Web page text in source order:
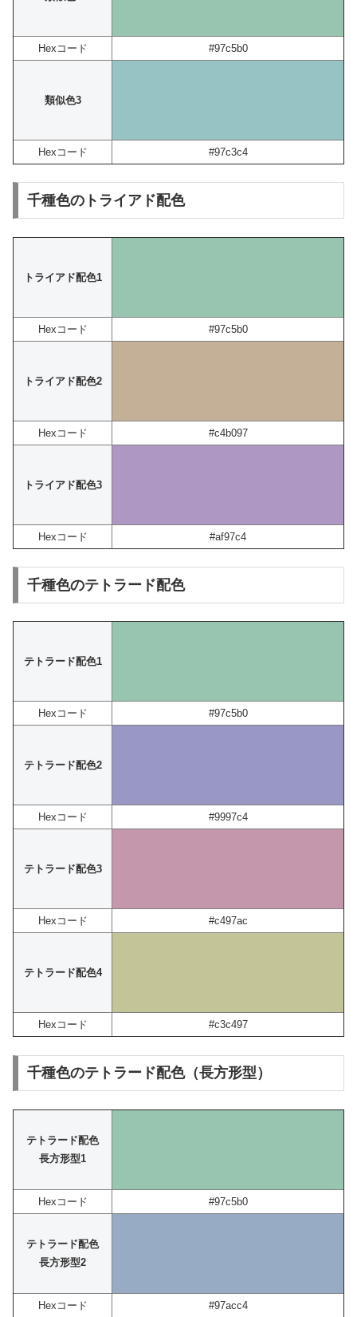
Hexコード #97c5b0
類似色3
Hexコード #97c3c4
千種色のトライアド配色
トライアド配色1
Hexコード #97c5b0
トライアド配色2
Hexコード #c4b097
トライアド配色3
Hexコード #af97c4
千種色のテトラード配色
テトラード配色1
Hexコード #97c5b0
テトラード配色2
Hexコード #9997c4
テトラード配色3
Hexコード #c497ac
テトラード配色4
Hexコード #c3c497
千種色のテトラード配色（長方形型）
テトラード配色
長方形型1
Hexコード #97c5b0
テトラード配色
長方形型2
Hexコード #97acc4